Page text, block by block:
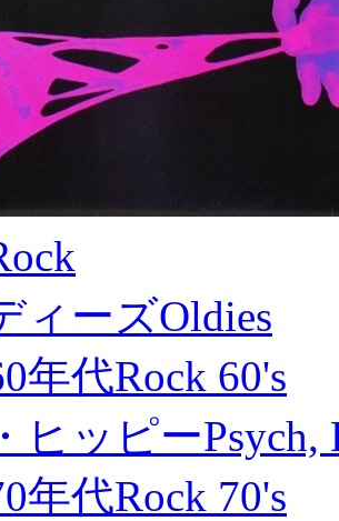
ィーズOldies
年代Rock 60's
ヒッピーPsych,
年代Rock 70's